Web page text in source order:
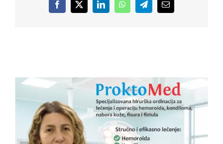
Facebook
X LinkedInWhatsAppTelegramEmail